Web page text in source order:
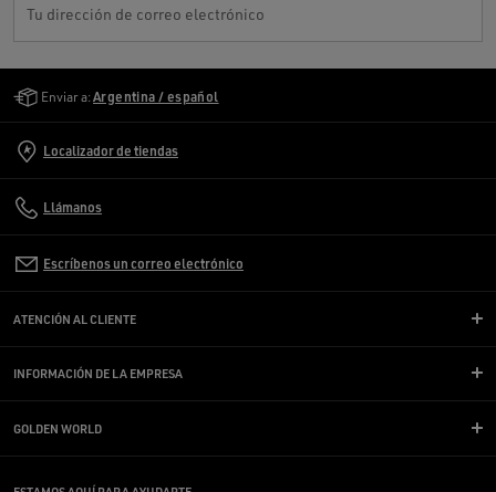
Tu dirección de correo electrónico
Enviar a: Argentina / español
Localizador de tiendas
Llámanos
Escríbenos un correo electrónico
ATENCIÓN AL CLIENTE
INFORMACIÓN DE LA EMPRESA
GOLDEN WORLD